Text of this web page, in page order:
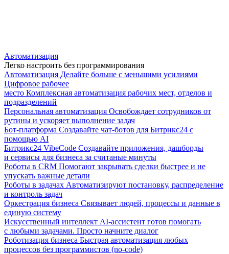
Автоматизация
Легко настроить без программирования
Автоматизация Делайте больше с меньшими усилиями
Цифровое рабочее
место Комплексная автоматизация рабочих мест, отделов и
подразделений
Персональная автоматизация Освобождает сотрудников от
рутины и ускоряет выполнение задач
Бот-платформа Создавайте чат-ботов для Битрикс24 с
помощью AI
Битрикс24 VibeCode Создавайте приложения, дашборды
и сервисы для бизнеса за считаные минуты
Роботы в CRM Помогают закрывать сделки быстрее и не
упускать важные детали
Роботы в задачах Автоматизируют постановку, распределение
и контроль задач
Оркестрация бизнеса Связывает людей, процессы и данные в
единую систему
Искусственный интеллект AI-ассистент готов помогать
с любыми задачами. Просто начните диалог
Роботизация бизнеса Быстрая автоматизация любых
процессов без программистов (no-code)